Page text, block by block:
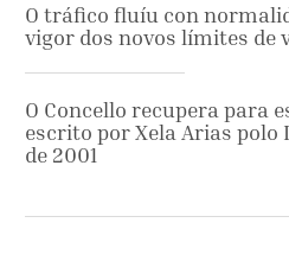
O tráfico fluíu con
vigor dos novos límites de
O Concello recupera para
escrito por Xela Arias polo
de 2001